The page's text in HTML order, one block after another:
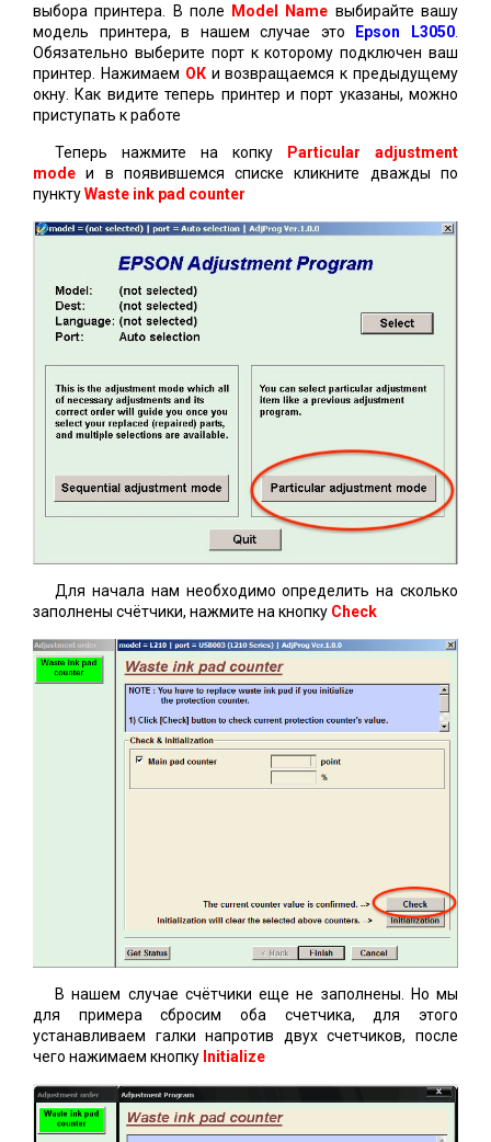
выбора принтера. В поле
Model Name выбирайте вашу
модель принтера, в нашем случае это
Epson L3050
Обязательно выберите порт к которому подключен ваш
принтер. Нажимаем ОКи возвращаемся к предыдущему
окну. Как видите теперь принтер и порт указаны, можно
приступать к работе
Теперь нажмите на копку
Particular adjustment
mode и в появившемся списке кликните дважды по
пунктуWaste ink pad counter
Для начала нам необходимо определить на сколько
заполнены счётчики, нажмите на кнопку Check
В нашем случае счётчики еще не заполнены. Но мы
для примера сбросим оба счетчика, для этого
устанавливаем галки напротив двух счетчиков, после
чего нажимаем кнопку Initialize